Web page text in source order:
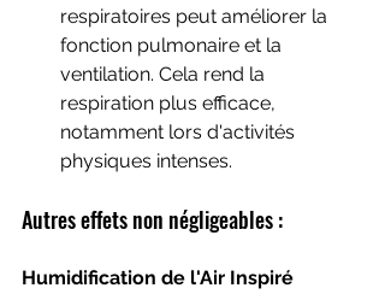
respiratoires peut améliorer la
fonction pulmonaire et la
ventilation. Cela rend la
respiration plus efficace,
notamment lors d'activités
physiques intenses.
Autres effets non négligeables :
Humidification de l'Air Inspiré